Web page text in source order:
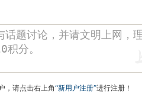
，请点击右上角“新用户注册”进行注册！